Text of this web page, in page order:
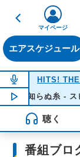
戻る
エアスケジュール
マイページ
NOW ON AIR
HITS!
NOW
見知らぬ糸 - スピ
聴く
番組ブロ